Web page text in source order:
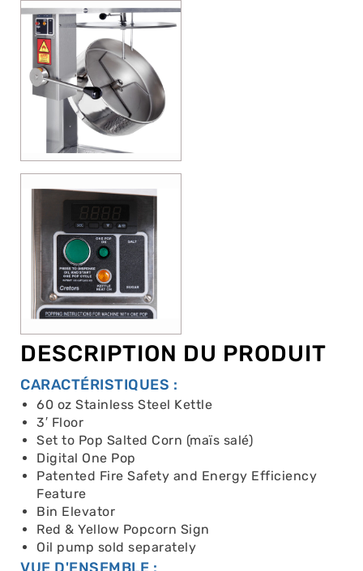
DESCRIPTION DU PRODUIT
CARACTÉRISTIQUES :
60 oz Stainless Steel Kettle
3′ Floor
Set to Pop Salted Corn (maïs salé)
Digital One Pop
Patented Fire Safety and Energy Efficiency
Feature
Bin Elevator
Red & Yellow Popcorn Sign
Oil pump sold separately